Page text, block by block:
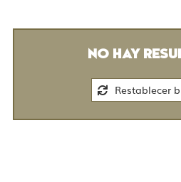
NO HAY
Restablecer